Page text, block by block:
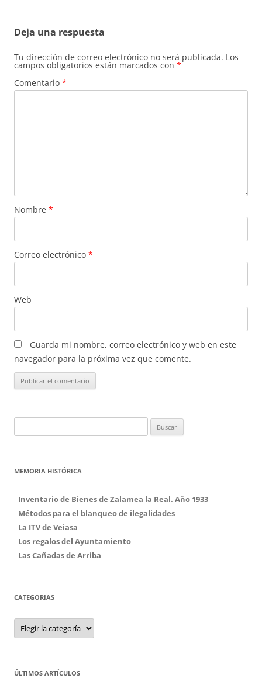
Deja una respuesta
Tu dirección de correo electrónico no será publicada. Los
campos obligatorios están marcados con *
Comentario *
Nombre *
Correo electrónico *
Web
Guarda mi nombre, correo electrónico y web en este
navegador para la próxima vez que comente.
MEMORIA HISTÓRICA
- Inventario de Bienes de Zalamea la Real. Año 1933
- Métodos para el blanqueo de ilegalidades
- La ITV de Veiasa
- Los regalos del Ayuntamiento
- Las Cañadas de Arriba
CATEGORIAS
Categorias
ÚLTIMOS ARTÍCULOS